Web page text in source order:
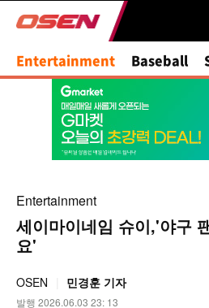
Entertainment Baseball
Entertainment
세이마이네임 슈이,'야구
요'
OSEN 민경훈 기자
발행 2026.06.03 23: 13